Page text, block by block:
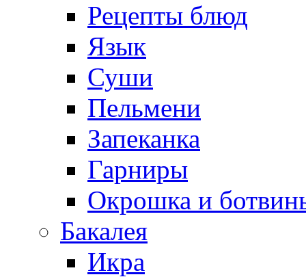
Рецепты блюд
Язык
Суши
Пельмени
Запеканка
Гарниры
Окрошка и
Бакалея
Икра